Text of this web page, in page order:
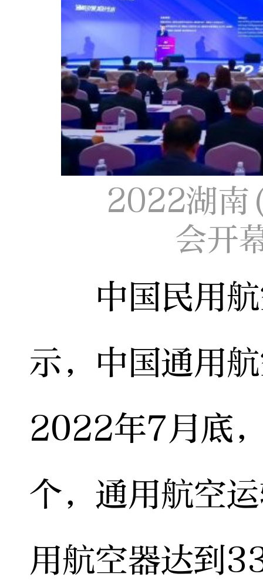
2022湖南
会开
中国民用航
示，中国通用
2022年7月底
个，通用航空
用航空器达到